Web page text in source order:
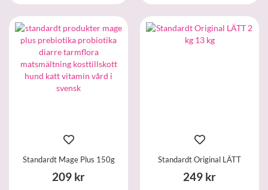
Standardt Mage Plus 150g
209 kr
Standardt Original LÄTT
249 kr